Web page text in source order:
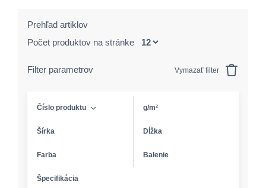
Prehľad artiklov
Počet produktov na stránke
Filter parametrov Vymazať filter
Číslo produktu g/m²
Šírka Dĺžka
Farba Balenie
Špecifikácia